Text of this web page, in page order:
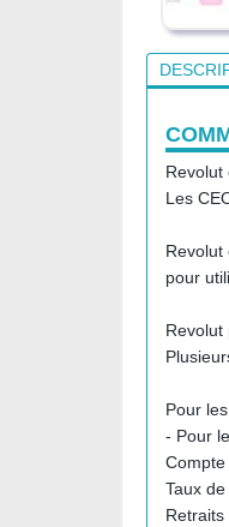
Revolut
Les
Revolut
pour
Revolut
Pour
- Pour
Taux